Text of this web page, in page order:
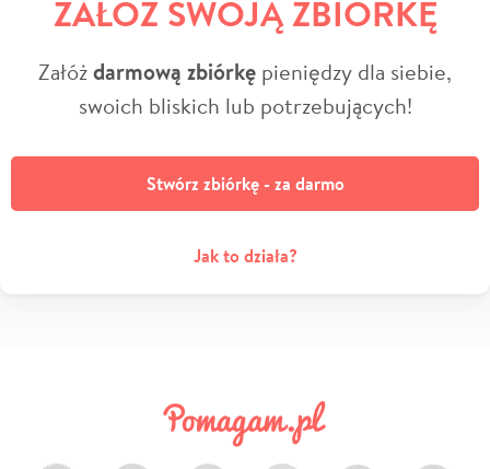
ZAŁÓŻ SWOJĄ ZBIÓRKĘ
Załóżdarmową zbiórkę pieniędzy dla siebie,
swoich bliskich lub potrzebujących!
Stwórz zbiórkę - za darmo
Jak to działa?